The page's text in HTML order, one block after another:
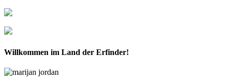
Willkommen im Land der Erfinder!